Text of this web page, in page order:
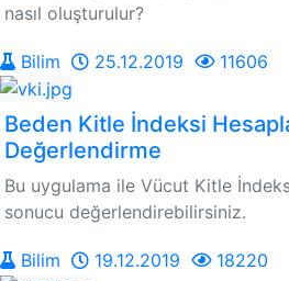
nasıl oluşturulur?
Bilim 25.12.2019 11606
Beden Kitle İndeksi
Değerlendirme
Bu uygulama ile Vücut Kitle
sonucu değerlendirebilirsiniz.
Bilim 19.12.2019 18220